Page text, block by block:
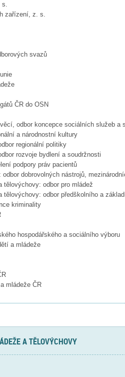
s.
zařízení, z. s.
svazů
ČR do OSN
odbor koncepce sociálních služeb a
a národnostní kultury
regionální politiky
rozvoje bydlení a soudržnosti
podpory práv pacientů
dobrovolných nástrojů,
odbor pro mládež
tělovýchovy: odbor předškolního a
kriminality
hospodářského a sociálního výboru
a mládeže
mládeže ČR
A TĚLOVÝCHOVY